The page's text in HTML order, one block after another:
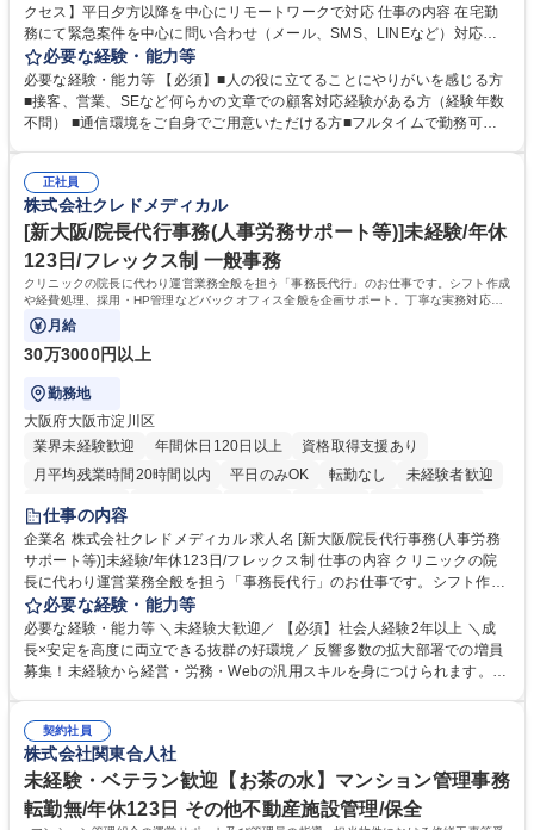
クセス】平日夕方以降を中心にリモートワークで対応 仕事の内容 在宅勤
務にて緊急案件を中心に問い合わせ（メール、SMS、LINEなど）対応、
契約開始手続き処理などを行なっていただきます。カスタマーサクセス
（Digiops：デジオプス）と運用構築の業務となります。 ■お問い合わせ
対応業務全般（システム入力、契約手続き含む） ■デジタルコミュニケー
ションツール（メール、SMS、LINE等）を使用 ■お客様のニーズに応じた
添ってサービス提供できることが魅力 募集職種 【リモート/カスタマーサ
クセス】平日夕方以降を中心にリモートワークで対応
必要な経験・能力等
必要な経験・能力等 【必須】■人の役に立てることにやりがいを感じる方
■接客、営業、SEなど何らかの文章での顧客対応経験がある方（経験年数
不問） ■通信環境をご自身でご用意いただける方■フルタイムで勤務可能
境に貢献したい■改善提案や改善アクション等新しいことに意欲がある方
【英語（語学力）】■翻訳ツールを用い英語でコミュニケーションをとる
ことに抵抗がない方■英語は話せなくても問題はありませんが、英語が話
せますと、よりチャンスが広がります。※日本語がネイティブレベル必須
学歴・資格 学歴：大学院 大学 高専 短大 専修学校 高校 語学力： 資格：
正社員
株式会社クレドメディカル
[新大阪/院長代行事務(人事労務サポート等)]未経験/年休
123日/フレックス制 一般事務
クリニックの院長に代わり運営業務全般を担う「事務長代行」のお仕事です。シフト作成
や経費処理、採用・HP管理などバックオフィス全般を企画サポート。丁寧な実務対応で
現場を支え、専門スキルを構築できます。
月給
30万3000円以上
勤務地
大阪府大阪市淀川区
業界未経験歓迎
年間休日120日以上
資格取得支援あり
月平均残業時間20時間以内
平日のみOK 転勤なし
未経験者歓迎
住宅手当あり
交通費支給
駅近5分以内 土日祝休み 昼食補助あり
仕事の内容
企業名 株式会社クレドメディカル 求人名 [新大阪/院長代行事務(人事労務
サポート等)]未経験/年休123日/フレックス制 仕事の内容 クリニックの院
長に代わり運営業務全般を担う「事務長代行」のお仕事です。シフト作成
や経費処理、採用・HP管理などバックオフィス全般を企画サポート。丁
寧な実務対応で現場を支え、専門スキルを構築できます。 当社の開業医支
援のコンサルタントと連携し、開業後クリニックのバックオフィス全般を
担当します。 ＼具体的には／ ■スタッフのシフト作成、日々の経費処理 ■
です。基本は社内勤務でクリニック訪問はほとんどありません。 募集職種
[新大阪/院長代行事務(人事労務サポート等)]未経験/年休123日/フレックス
制
必要な経験・能力等
必要な経験・能力等 ＼未経験大歓迎／ 【必須】社会人経験2年以上 ＼成
長×安定を高度に両立できる抜群の好環境／ 反響多数の拡大部署での増員
募集！未経験から経営・労務・Webの汎用スキルを身につけられます。初
すさも抜群。転勤なしの新大阪本社勤務で、安定した事業基盤のもと腰を
据えて長期的キャリアを構築できます。 学歴・資格 学歴：大学院 大学 語
学力： 資格：
契約社員
株式会社関東合人社
未経験・ベテラン歓迎【お茶の水】マンション管理事務
転勤無/年休123日 その他不動産施設管理/保全